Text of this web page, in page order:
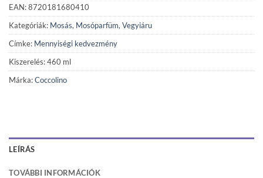
EAN: 8720181680410
Kategóriák: Mosás, Mosóparfüm,Vegyiáru
Címke: Mennyiségi kedvezmény
Kiszerelés: 460 ml
Márka:Coccolino
LEÍRÁS
TOVÁBBI INFORMÁCIÓK